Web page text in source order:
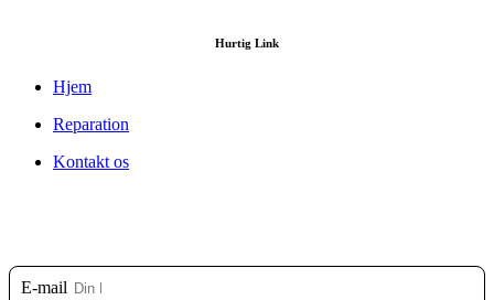
Hurtig Link
Hjem
Reparation
Kontakt os
E-mail